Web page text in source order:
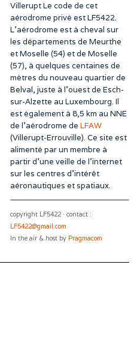
Villerupt Le code de cet
aérodrome privé est LF5422.
L’aérodrome est à cheval sur
les départements de Meurthe
et Moselle (54) et de Moselle
(57), à quelques centaines de
mètres du nouveau quartier de
Belval, juste à l’ouest de Esch-
sur-Alzette au Luxembourg. Il
est également à 8,5 km au NNE
de l’aérodrome de LFAW
(Villerupt-Errouville). Ce site est
alimenté par un membre à
partir d’une veille de l’internet
sur les centres d’intérêt
aéronautiques et spatiaux.
copyright LF5422 · contact :
LF5422@gmail.com
In the air & host by Pragmacom